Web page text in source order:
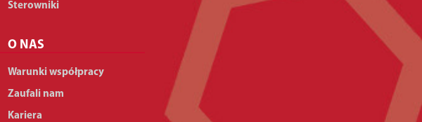
Sterowniki
O NAS
Warunki współpracy
Zaufali nam
Kariera